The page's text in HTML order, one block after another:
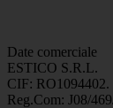
Date comerciale
ESTICO S.R.L.
CIF: RO1094402.
Reg.Com: J08/